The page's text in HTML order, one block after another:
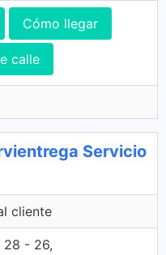
Cómo llegar
calle
Servicio
cliente
28 - 26,